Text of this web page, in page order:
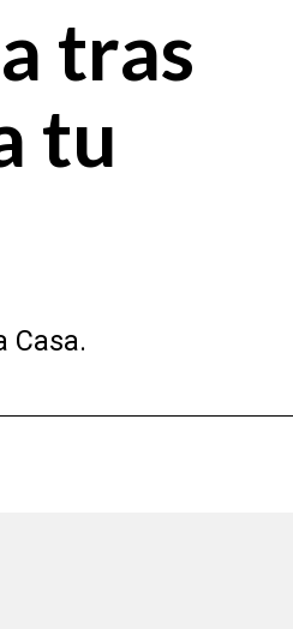
tras
tu
Casa.